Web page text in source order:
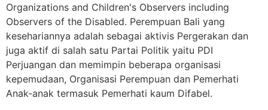
Organizations and Children's Observers including
Observers of the Disabled. Perempuan Bali yang
kesehariannya adalah sebagai aktivis Pergerakan dan
juga aktif di salah satu Partai Politik yaitu PDI
Perjuangan dan memimpin beberapa organisasi
kepemudaan, Organisasi Perempuan dan Pemerhati
Anak-anak termasuk Pemerhati kaum Difabel.